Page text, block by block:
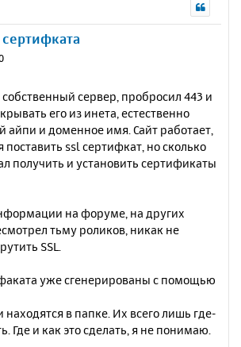
сертифката
собственный сервер, пробросил 443 и
его из инета, естественно
айпи и доменное имя. Сайт работает,
поставить ssl сертифкат, но сколько
получить и установить сертификаты
на форуме, на других
тьму роликов, никак не
SSL.
уже сгенерированы с помощью
в папке. Их всего лишь где-
Где и как это сделать, я не понимаю.